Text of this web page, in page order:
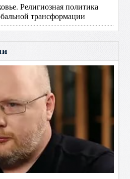
Религиозная политика
трансформации